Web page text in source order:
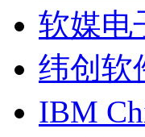
软媒电
纬创软
IBM